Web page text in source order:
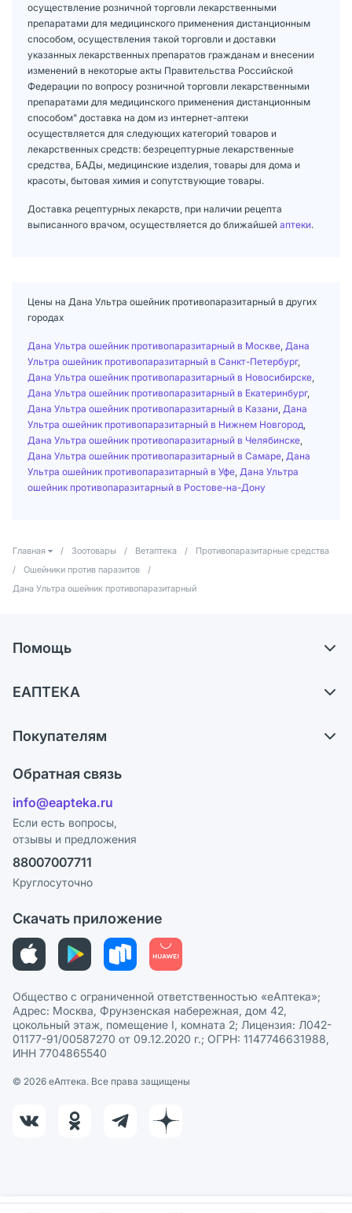
осуществление розничной торговли лекарственными
препаратами для медицинского применения дистанционным
способом, осуществления такой торговли и доставки
указанных лекарственных препаратов гражданам и внесении
изменений в некоторые акты Правительства Российской
Федерации по вопросу розничной торговли лекарственными
препаратами для медицинского применения дистанционным
способом" доставка на дом из интернет-аптеки
осуществляется для следующих категорий товаров и
лекарственных средств: безрецептурные лекарственные
средства, БАДы, медицинские изделия, товары для дома и
красоты, бытовая химия и сопутствующие товары.
Доставка рецептурных лекарств, при наличии рецепта
выписанного врачом, осуществляется до ближайшей аптеки.
Цены на Дана Ультра ошейник противопаразитарный в других
городах
Дана Ультра ошейник противопаразитарный в Москве Дана
Ультра ошейник противопаразитарный в Санкт-Петербург,
Дана Ультра ошейник противопаразитарный в Новосибирске
Дана Ультра ошейник противопаразитарный в Екатеринбург,
Дана Ультра ошейник противопаразитарный в Казани Дана
Ультра ошейник противопаразитарный в Нижнем Новгород
Дана Ультра ошейник противопаразитарный в Челябинске
Дана Ультра ошейник противопаразитарный в Самаре Дана
Ультра ошейник противопаразитарный в Уфе Дана Ультра
ошейник противопаразитарный в Ростове-на-Дону
Главная / Зоотовары / Ветаптека /
Противопаразитарные средства
/
Ошейники против паразитов
/
Дана Ультра ошейник противопаразитарный
Помощь
Самовывоз из аптек
Ответы на вопросы
Блог
ЕАПТЕКА
Карьера
Поставщики
Лицензия
Реклама на сайте
Ваши товары на ЕАПТЕКЕ
Покупателям
Программа СберСпасибо
Политика конфиденциальности
Пользовательское соглашение
Политика рекомендаций
Этика и соответствие
Политика в отношении обработки персональных данных
Обратная связь
info@eapteka.ru
Если есть вопросы,
отзывы и предложения
88007007711
Круглосуточно
Скачать приложение
Общество с ограниченной ответственностью «еАптека»;
Адрес: Москва, Фрунзенская набережная, дом 42,
цокольный этаж, помещение I, комната 2; Лицензия: Л042-
01177-91/00587270 от 09.12.2020 г.; ОГРН: 1147746631988,
ИНН 7704865540
© 2026 eАптека. Все права защищены